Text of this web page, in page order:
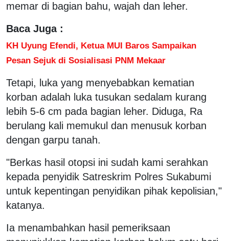
memar di bagian bahu, wajah dan leher.
Baca Juga :
KH Uyung Efendi, Ketua MUI Baros Sampaikan
Pesan Sejuk di Sosialisasi PNM Mekaar
Tetapi, luka yang menyebabkan kematian
korban adalah luka tusukan sedalam kurang
lebih 5-6 cm pada bagian leher. Diduga, Ra
berulang kali memukul dan menusuk korban
dengan garpu tanah.
"Berkas hasil otopsi ini sudah kami serahkan
kepada penyidik Satreskrim Polres Sukabumi
untuk kepentingan penyidikan pihak kepolisian,"
katanya.
Ia menambahkan hasil pemeriksaan